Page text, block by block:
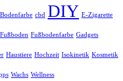
Bodenfarbe cbd DIY E-Zigarette
Fußboden Fußbodenfarbe Gadgets
Haustiere Hochzeit Isokinetik Kosmetik
Wachs Wellness